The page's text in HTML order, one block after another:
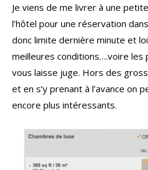
Je viens de me livrer à une
l’hôtel pour une réservation
donc limite dernière minute et
meilleures conditions….voire les
vous laisse juge. Hors des
et en s’y prenant à l’avance on
encore plus intéressants.